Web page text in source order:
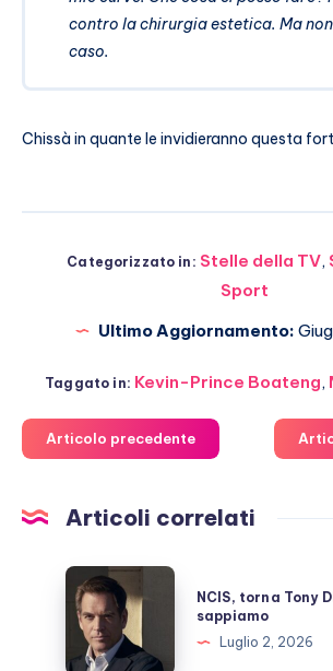
contro la chirurgia estetica. Ma
caso.
Chissà in quante le invidieranno questa
Categorizzato in: Stelle della TV,
Sport
Ultimo Aggiornamento:
Taggato in: Kevin-Prince Boateng,
Articolo precedente
Articoli correlati
NCIS,
torna
Tony
DiNozzo:
NCIS, torna Tony
sappiamo
Luglio 2, 2026